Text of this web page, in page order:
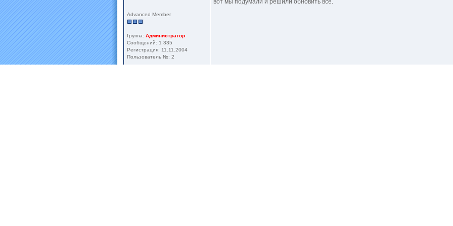
Advanced Member
Группа: Администратор
Сообщений: 1 335
Регистрация: 11.11.2004
Пользователь №: 2
вот мы подумали и решили обновить все.